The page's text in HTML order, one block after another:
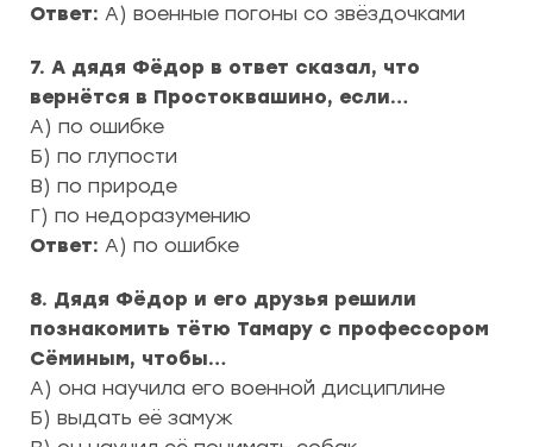
Ответ: А) военные погоны со звёздочками
7. А дядя Фёдор в ответ сказал, что
вернётся в Простоквашино, если…
А) по ошибке
Б) по глупости
В) по природе
Г) по недоразумению
Ответ: А) по ошибке
8. Дядя Фёдор и его друзья решили
познакомить тётю Тамару с профессором
Сёминым, чтобы…
А) она научила его военной дисциплине
Б) выдать её замуж